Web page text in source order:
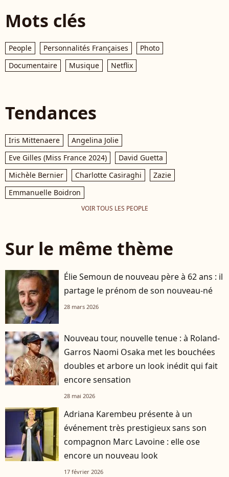
Mots clés
People Personnalités Françaises
Photo
Documentaire
Musique Netflix
Tendances
Iris Mittenaere
Angelina Jolie
Eve Gilles (Miss France 2024)
David Guetta
Michèle Bernier
Charlotte Casiraghi
Zazie
Emmanuelle Boidron
VOIR TOUS LES PEOPLE
Sur le même thème
Élie Semoun de nouveau père à 62 ans : il
partage le prénom de son nouveau-né
28 mars 2026
Nouveau tour, nouvelle tenue : à Roland-
Garros Naomi Osaka met les bouchées
doubles et arbore un look inédit qui fait
encore sensation
28 mai 2026
Adriana Karembeu présente à un
événement très prestigieux sans son
compagnon Marc Lavoine : elle ose
encore un nouveau look
17 février 2026